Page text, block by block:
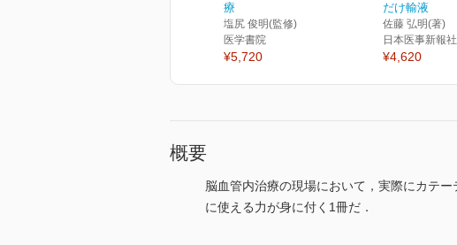
療
塩尻 俊明(監修)
医学書院
¥5,720
だけ輸液
佐藤 弘明(著)
日本医事新報社
¥4,620
概要
脳血管内治療の現場において，実際にカテ
に使える力が身に付く1冊だ．